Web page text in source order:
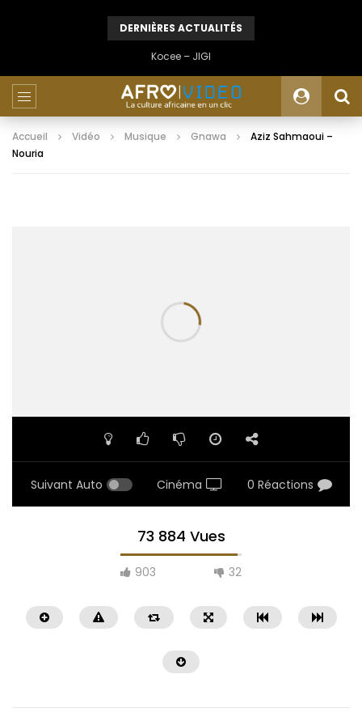
DERNIÈRES ACTUALITÉS
Kocee – JIGI
Accueil Vidéo Musique Gnawa
Aziz Sahmaoui –
Nouria
Suivant Auto Cinéma 0 Réactions
73 884 Vues
903 32